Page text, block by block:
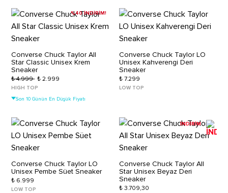
%40 İNDİRİM!
Converse Chuck Taylor All
Star Classic Unisex Krem
Sneaker
₺ 4.999 ₺ 2.999
HIGH TOP
Son 10 Günün En Düşük Fiyatı
Converse Chuck Taylor LO
Unisex Kahverengi Deri
Sneaker
₺ 7.299
LOW TOP
Converse Chuck Taylor LO
Unisex Pembe Süet Sneaker
₺ 6.999
LOW TOP
İNDİRİM
Converse Chuck Taylor All
Star Unisex Beyaz Deri
Sneaker
₺ 3.709,30